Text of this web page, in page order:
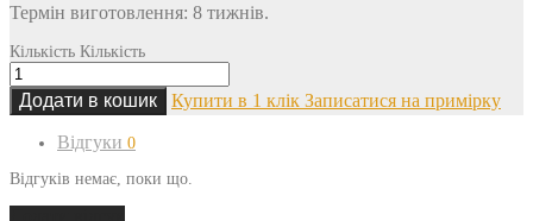
Термін виготовлення: 8 тижнів.
Кількість Кількість
Додати в кошик Купити в 1 клік Записатися на примірку
Відгуки 0
Відгуків немає, поки що.